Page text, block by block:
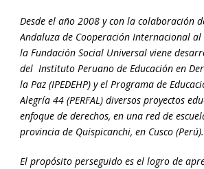
Desde el año 2008 y con la colaboración
Andaluza de Cooperación Internacional al
la Fundación Social Universal viene
del Instituto Peruano de Educación en
la Paz (IPEDEHP) y el Programa de
Alegría 44 (PERFAL) diversos proyectos
enfoque de derechos, en una red de
provincia de Quispicanchi, en Cusco (Perú).
El propósito perseguido es el logro de